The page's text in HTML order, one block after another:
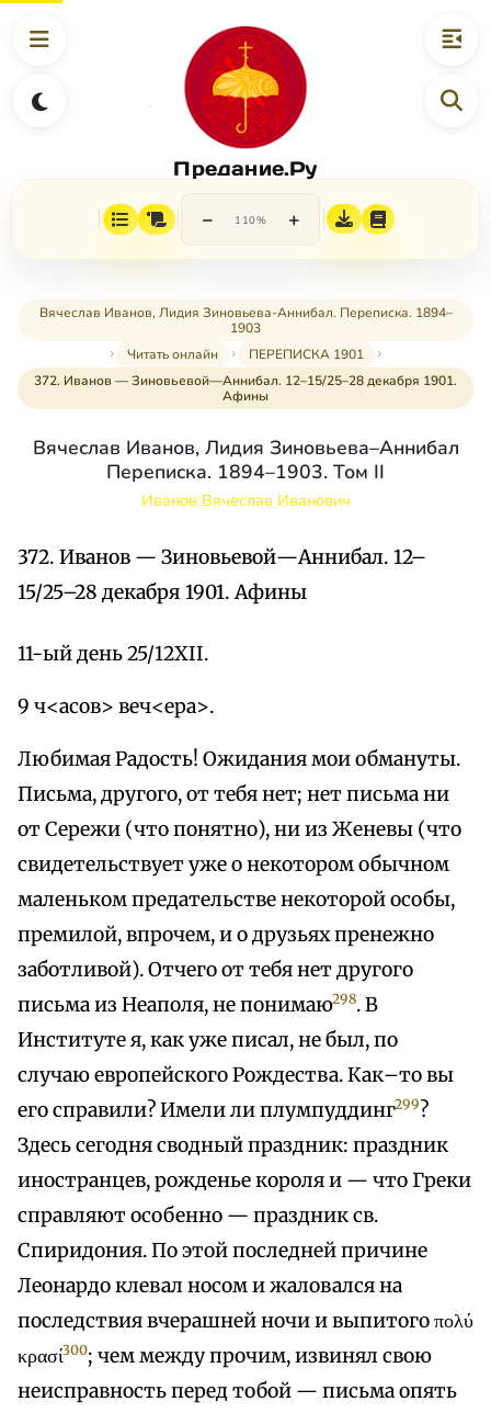
Предание.Ру
− 110% +
Вячеслав Иванов, Лидия Зиновьева-Аннибал. Переписка. 1894–
1903
Читать онлайн
ПЕРЕПИСКА 1901
372. Иванов — Зиновьевой—Аннибал. 12–15/25–28 декабря 1901.
Афины
Вячеслав Иванов, Лидия Зиновьева–Аннибал
Переписка. 1894–1903. Том II
Иванов Вячеслав Иванович
372. Иванов — Зиновьевой—Аннибал. 12–
15/25–28 декабря 1901. Афины
11-ый день 25/12XII.
9 ч<асов> веч<ера>.
Любимая Радость! Ожидания мои обмануты.
Письма, другого, от тебя нет; нет письма ни
от Сережи (что понятно), ни из Женевы (что
свидетельствует уже о некотором обычном
маленьком предательстве некоторой особы,
премилой, впрочем, и о друзьях пренежно
заботливой). Отчего от тебя нет другого
письма из Неаполя, не понимаю298. В
Институте я, как уже писал, не был, по
случаю европейского Рождества. Как–то вы
его справили? Имели ли плумпуддинг299 ?
Здесь сегодня сводный праздник: праздник
иностранцев, рожденье короля и — что Греки
справляют особенно — праздник св.
Спиридония. По этой последней причине
Леонардо клевал носом и жаловался на
последствия вчерашней ночи и выпитого πολύ
κρασί300; чем между прочим, извинял свою
неисправность перед тобой — письма опять